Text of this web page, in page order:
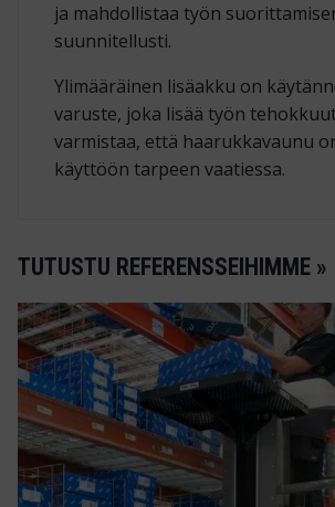
ja mahdollistaa työn
suunnitellusti.
Ylimääräinen lisäakku on
varuste, joka lisää työn
varmistaa, että haarukkavaunu
käyttöön tarpeen vaatiessa.
TUTUSTU REFERENSSEIHIMME »